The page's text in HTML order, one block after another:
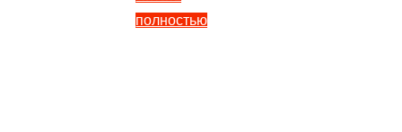
полностью